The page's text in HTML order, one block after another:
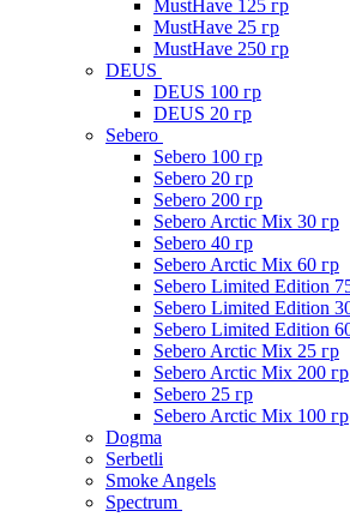
MustHave 125 гр
MustHave 25 гр
MustHave 250 гр
DEUS
DEUS 100 гр
DEUS 20 гр
Sebero
Sebero 100 гр
Sebero 20 гр
Sebero 200 гр
Sebero Arctic Mix 30 гр
Sebero 40 гр
Sebero Arctic Mix 60 гр
Sebero Limited Edition
Sebero Limited Edition
Sebero Limited Edition
Sebero Arctic Mix 25 гр
Sebero Arctic Mix 200 гр
Sebero 25 гр
Sebero Arctic Mix 100 гр
Dogma
Serbetli
Smoke Angels
Spectrum